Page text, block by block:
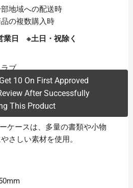
地域への配送時
の複数購入時
業日 ※土日・祝除く
ラブ
セットでお届けします。
ケースは、多量の書類や小物
さしい素材を使用。
10 On First Approved
After Successfully
This Product